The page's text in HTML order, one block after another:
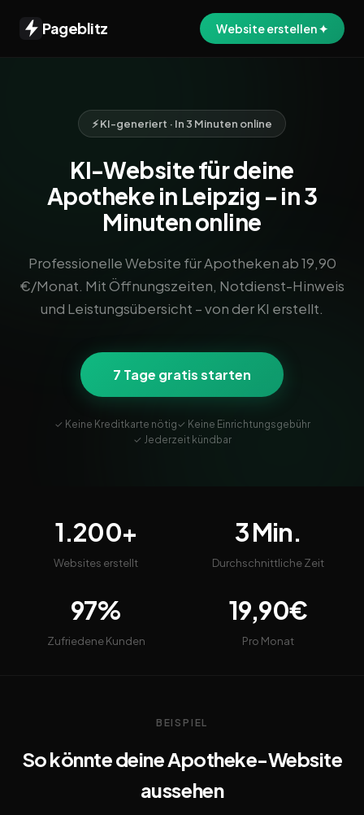
Pageblitz Website erstellen ✦
⚡ KI-generiert · In 3 Minuten online
KI-Website für deine
Apotheke in Leipzig – in 3
Minuten online
Professionelle Website für Apotheken ab 19,90
€/Monat. Mit Öffnungszeiten, Notdienst-Hinweis
und Leistungsübersicht – von der KI erstellt.
7 Tage gratis starten
✓ Keine Kreditkarte nötig✓ Keine Einrichtungsgebühr
✓ Jederzeit kündbar
1.200+
Websites erstellt
3 Min.
Durchschnittliche Zeit
97%
Zufriedene Kunden
19,90€
Pro Monat
BEISPIEL
So könnte deine Apotheke-Website
aussehen